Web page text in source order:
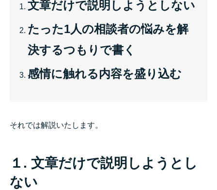
文章だけで説明しようとしない
たった1人の相談者の悩みを解
決するつもりで書く
感情に触れる内容を盛り込む
それでは解説いたします。
１. 文章だけで説明しようとし
ない